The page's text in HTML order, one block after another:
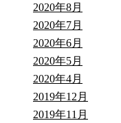
2020年8月
2020年7月
2020年6月
2020年5月
2020年4月
2019年12月
2019年11月